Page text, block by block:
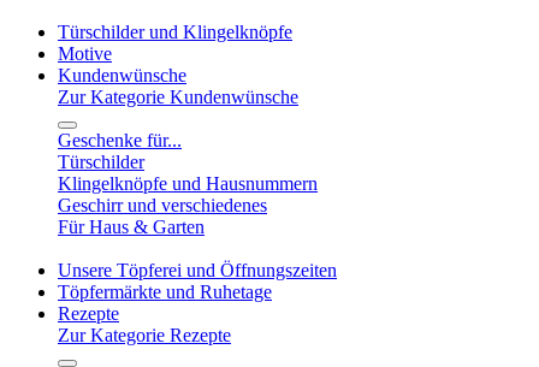
Türschilder und Klingelknöpfe
Motive
Kundenwünsche
Zur Kategorie Kundenwünsche
Geschenke für...
Türschilder
Klingelknöpfe und Hausnummern
Geschirr und verschiedenes
Für Haus & Garten
Unsere Töpferei und Öffnungszeiten
Töpfermärkte und Ruhetage
Rezepte
Zur Kategorie Rezepte